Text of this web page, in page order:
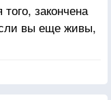
закончена
вы еще живы,